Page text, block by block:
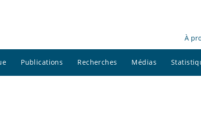
À
Publications Recherches Médias